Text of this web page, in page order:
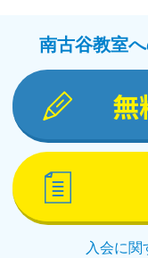
南古谷教室
無
入会に関